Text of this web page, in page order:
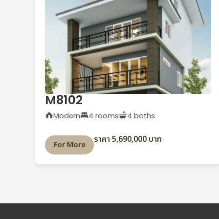
M8102
Modern 4 rooms 4 baths
For More ราคา 5,690,000 บาท